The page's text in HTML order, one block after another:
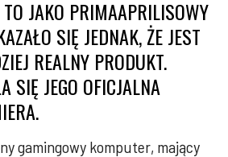
JAKO PRIMAAPRILISOWY
SIĘ JEDNAK, ŻE JEST
REALNY PRODUKT.
SIĘ JEGO OFICJALNA
gamingowy komputer, mający